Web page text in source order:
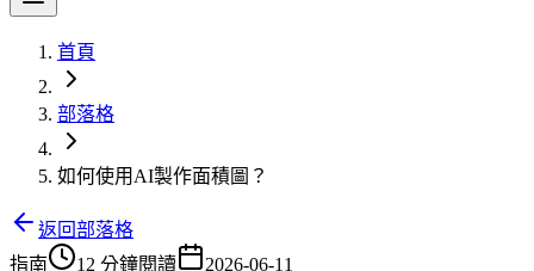
首頁
部落格
如何使用AI製作面積圖？
返回部落格
指南
12 分鐘閱讀 2026-06-11